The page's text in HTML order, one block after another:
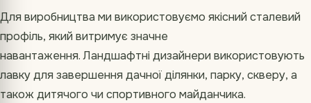
Для виробництва ми використовуємо якісний сталевий
профіль, який витримує значне
навантаження. Ландшафтні дизайнери використовують
лавку для завершення дачної ділянки, парку, скверу, а
також дитячого чи спортивного майданчика.